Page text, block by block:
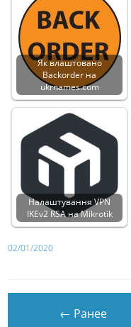
Як влаштовано
Backorder на
ukrnames.com
Налаштування VPN
IKEv2 RSA на Mikrotik
02/01/2020
← Ранее